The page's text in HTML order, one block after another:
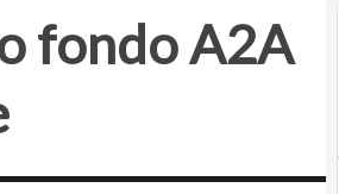
fondo A2A